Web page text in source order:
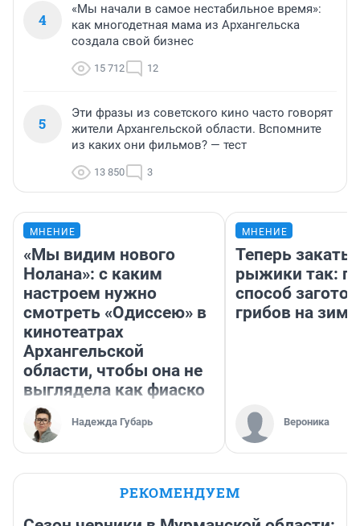
4
«Мы начали в самое нестабильное время»:
как многодетная мама из Архангельска
создала свой бизнес
15 712 12
5
Эти фразы из советского кино часто говорят
жители Архангельской области. Вспомните
из каких они фильмов? — тест
13 850 3
МНЕНИЕ
«Мы видим нового
Нолана»: с каким
настроем нужно
смотреть «Одиссею» в
кинотеатрах
Архангельской
области, чтобы она не
выглядела как фиаско
Надежда Губарь
МНЕНИЕ
Теперь
рыжики так:
способ
грибов на зиму
Вероника
РЕКОМЕНДУЕМ